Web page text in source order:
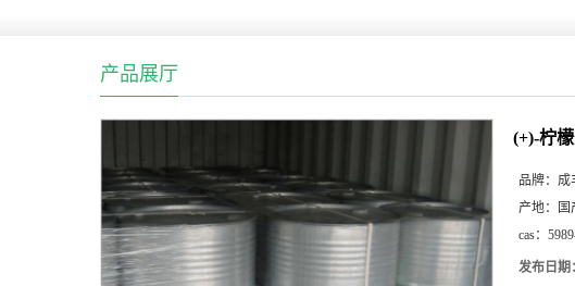
产品展厅
(+)-柠
品牌： 成
产地：
国
cas：
发布日期：